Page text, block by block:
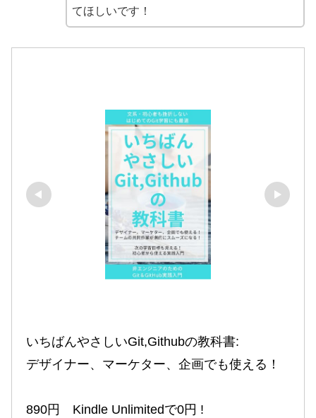
てほしいです！
いちばんやさしいGit,Githubの教科書:
デザイナー、マーケター、企画でも使える！
890円　Kindle Unlimitedで0円 !